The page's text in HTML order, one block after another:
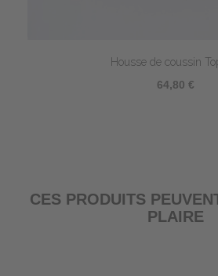
Housse de coussin
64,80 €
CES PRODUITS
PLAIRE